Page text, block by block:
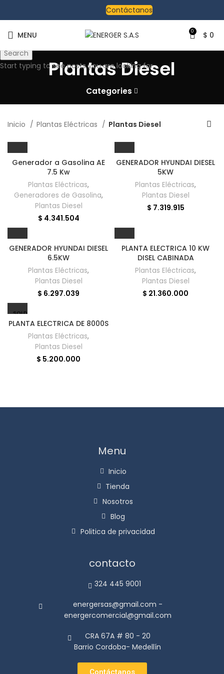
Contáctanos
MENU 0 $ 0
Plantas Diesel
Categories
Inicio Plantas Eléctricas Plantas Diesel
Generador a Gasolina AE
7.5 Kw
Plantas Eléctricas,
Generadores de Gasolina,
Plantas Diesel
$ 4.341.504
GENERADOR HYUNDAI DIESEL
5KW
Plantas Eléctricas,
Plantas Diesel
$ 7.319.915
GENERADOR HYUNDAI DIESEL
6.5KW
Plantas Eléctricas,
Plantas Diesel
$ 6.297.039
PLANTA ELECTRICA 10 KW
DISEL CABINADA
Plantas Eléctricas,
Plantas Diesel
$ 21.360.000
SOLD
OUT
PLANTA ELECTRICA DE 8000S
Plantas Eléctricas,
Plantas Diesel
$ 5.200.000
Menu
Inicio
Tienda
Nosotros
Blog
Politica de privacidad
contacto
324 445 9001
energersas@gmail.com -
energercomercial@gmail.com
CRA 67A # 80 - 20
Barrio Cordoba- Medellín
Contáctanos
Search
Start typing to see posts you are looking for.